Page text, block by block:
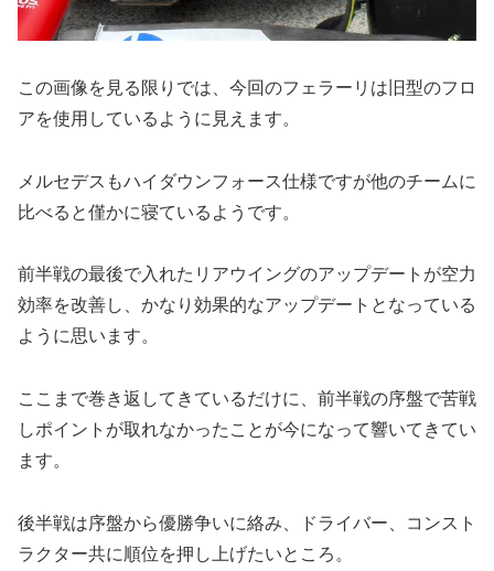
この画像を見る限りでは、今回のフェラーリは旧型のフロ
アを使用しているように見えます。
メルセデスもハイダウンフォース仕様ですが他のチームに
比べると僅かに寝ているようです。
前半戦の最後で入れたリアウイングのアップデートが空力
効率を改善し、かなり効果的なアップデートとなっている
ように思います。
ここまで巻き返してきているだけに、前半戦の序盤で苦戦
しポイントが取れなかったことが今になって響いてきてい
ます。
後半戦は序盤から優勝争いに絡み、ドライバー、コンスト
ラクター共に順位を押し上げたいところ。